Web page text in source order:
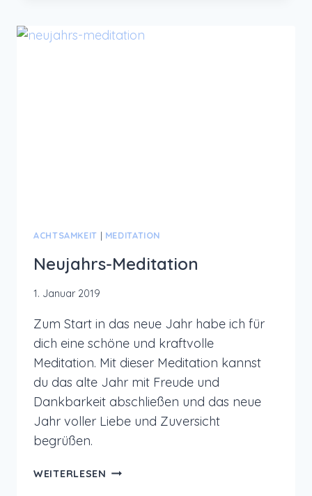
STUNDEN
ACHTSAMKEIT | MEDITATION
Neujahrs-Meditation
1. Januar 2019
Zum Start in das neue Jahr habe ich für
dich eine schöne und kraftvolle
Meditation. Mit dieser Meditation kannst
du das alte Jahr mit Freude und
Dankbarkeit abschließen und das neue
Jahr voller Liebe und Zuversicht
begrüßen.
WEITERLESEN NEUJAHRS-